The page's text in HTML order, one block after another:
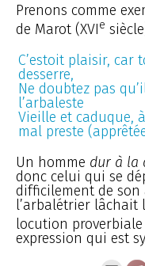
Prenons comme
de Marot (XVIe
C’estoit plaisir, car
desserre,
Ne doubtez pas
l’arbaleste
Vieille et caduque,
mal preste
Un homme dur à la
donc celui qui se
difficilement de son
l’arbalétrier lâchait
locution
expression qui est